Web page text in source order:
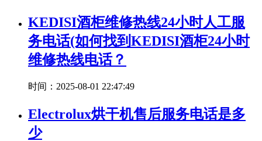
KEDISI酒柜维修热线24小时人工服
务电话(如何找到KEDISI酒柜24小时
维修热线电话？
时间：2025-08-01 22:47:49
Electrolux烘干机售后服务电话是多
少